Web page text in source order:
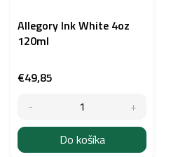
Allegory Ink White 4oz
120ml
€49,85
Do košíka